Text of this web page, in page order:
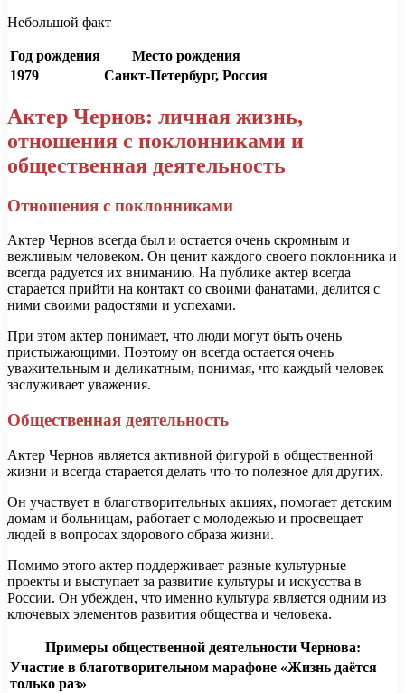
Небольшой факт
Год рождения
Место рождения
1979
Санкт-Петербург, Россия
Актер Чернов: личная жизнь,
отношения с поклонниками и
общественная деятельность
Отношения с поклонниками
Актер Чернов всегда был и остается очень скромным и
вежливым человеком. Он ценит каждого своего поклонника и
всегда радуется их вниманию. На публике актер всегда
старается прийти на контакт со своими фанатами, делится с
ними своими радостями и успехами.
При этом актер понимает, что люди могут быть очень
пристыжающими. Поэтому он всегда остается очень
уважительным и деликатным, понимая, что каждый человек
заслуживает уважения.
Общественная деятельность
Актер Чернов является активной фигурой в общественной
жизни и всегда старается делать что-то полезное для других.
Он участвует в благотворительных акциях, помогает детским
домам и больницам, работает с молодежью и просвещает
людей в вопросах здорового образа жизни.
Помимо этого актер поддерживает разные культурные
проекты и выступает за развитие культуры и искусства в
России. Он убежден, что именно культура является одним из
ключевых элементов развития общества и человека.
Примеры общественной деятельности Чернова:
Участие в благотворительном марафоне «Жизнь даётся
только раз»